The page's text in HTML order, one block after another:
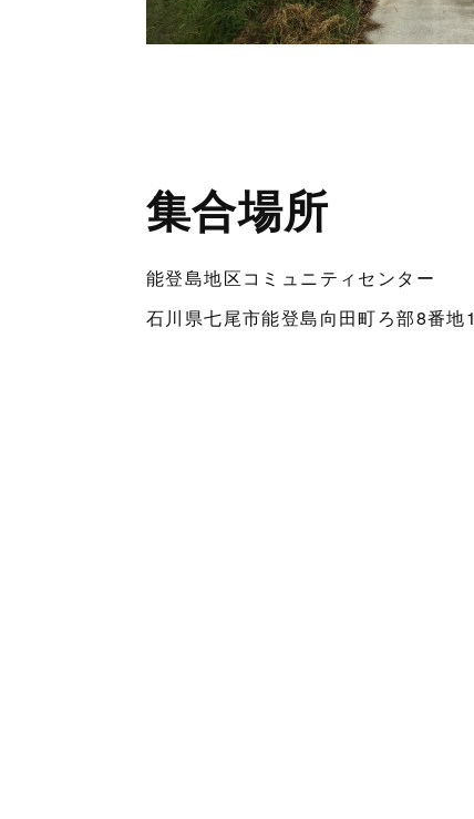
集合場所
能登島地区コミュニティセンター
石川県七尾市能登島向田町ろ部8番地1